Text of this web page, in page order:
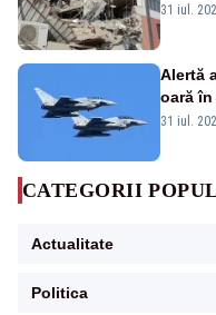
31 iul.
Alertă
oară în
31 iul.
CATEGORII
Actualitate
Politica